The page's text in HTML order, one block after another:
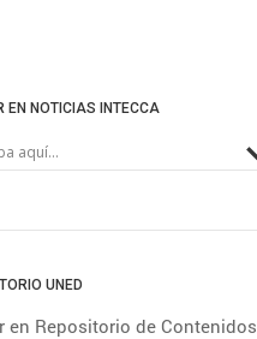
EN NOTICIAS INTECCA
UNED
en Repositorio de Contenidos